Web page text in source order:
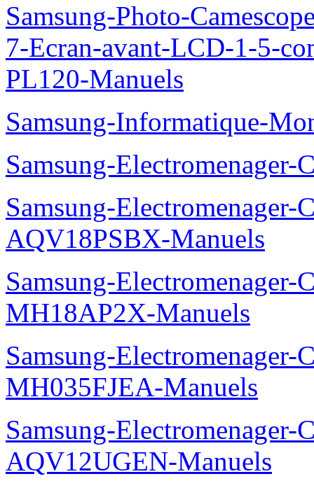
Samsung-Photo-
7-Ecran-avant-LCD-1-5-
PL120-Manuels
Samsung-Informatique-
Samsung-
Samsung-Electromenager-
AQV18PSBX-Manuels
Samsung-Electromenager-
MH18AP2X-Manuels
Samsung-Electromenager-
MH035FJEA-Manuels
Samsung-Electromenager-
AQV12UGEN-Manuels